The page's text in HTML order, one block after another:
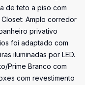
de teto a piso com
Amplo corredor
privativo
foi adaptado com
iluminadas por LED.
Prime Branco com
com revestimento